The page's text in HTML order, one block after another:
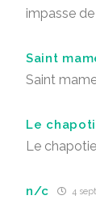
impasse
Saint
Saint
Le
Le
n/c 4